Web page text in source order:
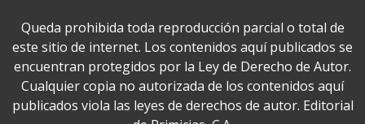
Queda prohibida toda reproducción parcial o total de
este sitio de internet. Los contenidos aquí publicados se
encuentran protegidos por la Ley de Derecho de Autor.
Cualquier copia no autorizada de los contenidos aquí
publicados viola las leyes de derechos de autor. Editorial